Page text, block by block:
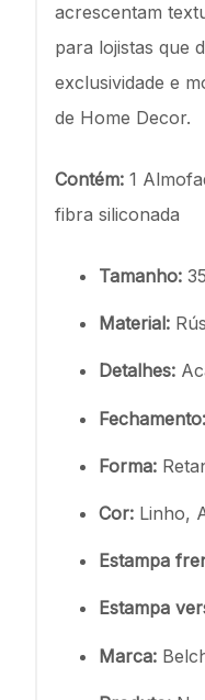
acrescentam
para lojistas que
exclusividade e
de Home Decor.
Contém: 1
fibra siliconada
Tamanho:
Material:
Detalhes:
Fechamento:
Forma:
Cor: Linho,
Estampa
Estampa
Marca: